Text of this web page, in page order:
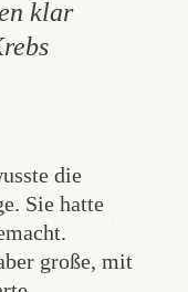
klar
die
Sie hatte
große, mit